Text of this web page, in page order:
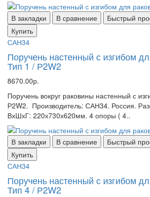
В закладки В сравнение
Быстрый
Купить
САН34
Поручень настенный с изгибом
Тип 1 / Р2W2
8670.00р.
Поручень вокруг раковины настенный с
Р2W2. Производитель: САН34. Россия.
ВхШхГ: 220х730х620мм. 4 опоры ( 4..
В закладки В сравнение
Быстрый
Купить
САН34
Поручень настенный с изгибом
Тип 4 / Р2W2